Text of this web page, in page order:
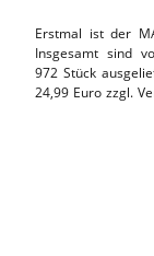
Erstmal ist der
Insgesamt sind
972 Stück
24,99 Euro zzgl.